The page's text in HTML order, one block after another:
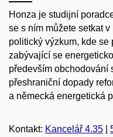
Honza je studijní
se s ním můžete setkat
politický výzkum, kde
zabývající se
především obchodování
přeshraniční dopady
a německá energetická
Kontakt: Kancelář 4.35